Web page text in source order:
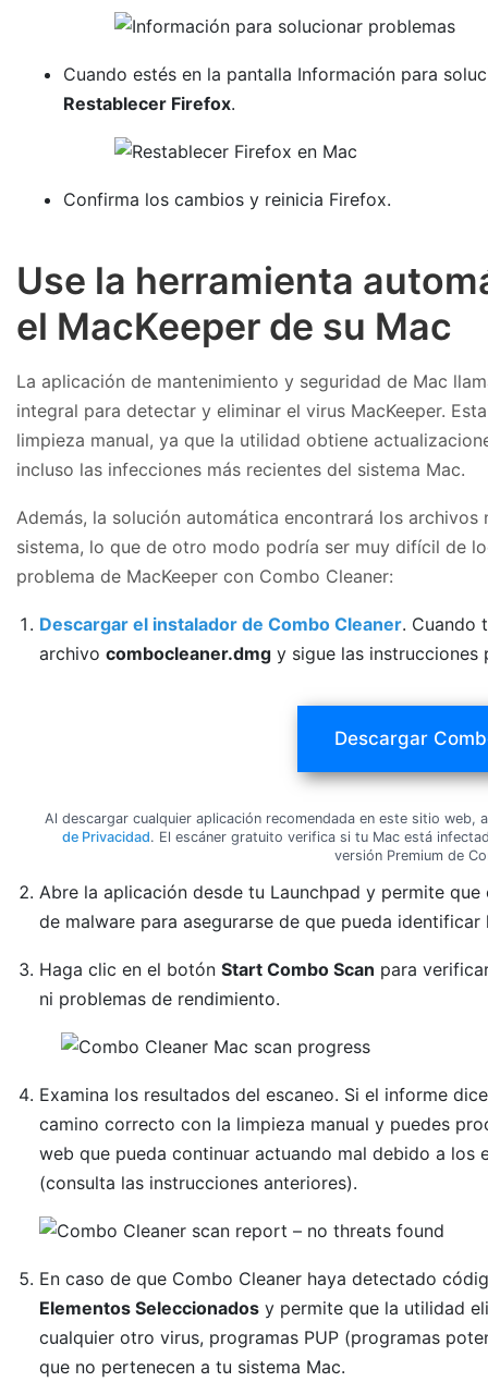
Cuando estés en la pantalla Información para
Restablecer Firefox.
Confirma los cambios y reinicia Firefox.
Use la herramienta
el MacKeeper de su Mac
La aplicación de mantenimiento y seguridad de Mac
integral para detectar y eliminar el virus MacKeeper.
limpieza manual, ya que la utilidad obtiene
incluso las infecciones más recientes del sistema Mac.
Además, la solución automática encontrará los
sistema, lo que de otro modo podría ser muy difícil de
problema de MacKeeper con Combo Cleaner:
Descargar el instalador de Combo Cleaner. Cuando
archivocombocleaner.dmg y sigue las instrucciones
Descargar
Al descargar cualquier aplicación recomendada en este sitio web,
de Privacidad. El escáner gratuito verifica si tu Mac está
versión Premium de
Abre la aplicación desde tu Launchpad y permite
de malware para asegurarse de que pueda identificar
Haga clic en el botónStart Combo Scan para
ni problemas de rendimiento.
Examina los resultados del escaneo. Si el informe
camino correcto con la limpieza manual y puedes
web que pueda continuar actuando mal debido a
(consulta las instrucciones anteriores).
En caso de que Combo Cleaner haya detectado
Elementos Seleccionados y permite que la utilidad
cualquier otro virus, programas PUP (programas
que no pertenecen a tu sistema Mac.